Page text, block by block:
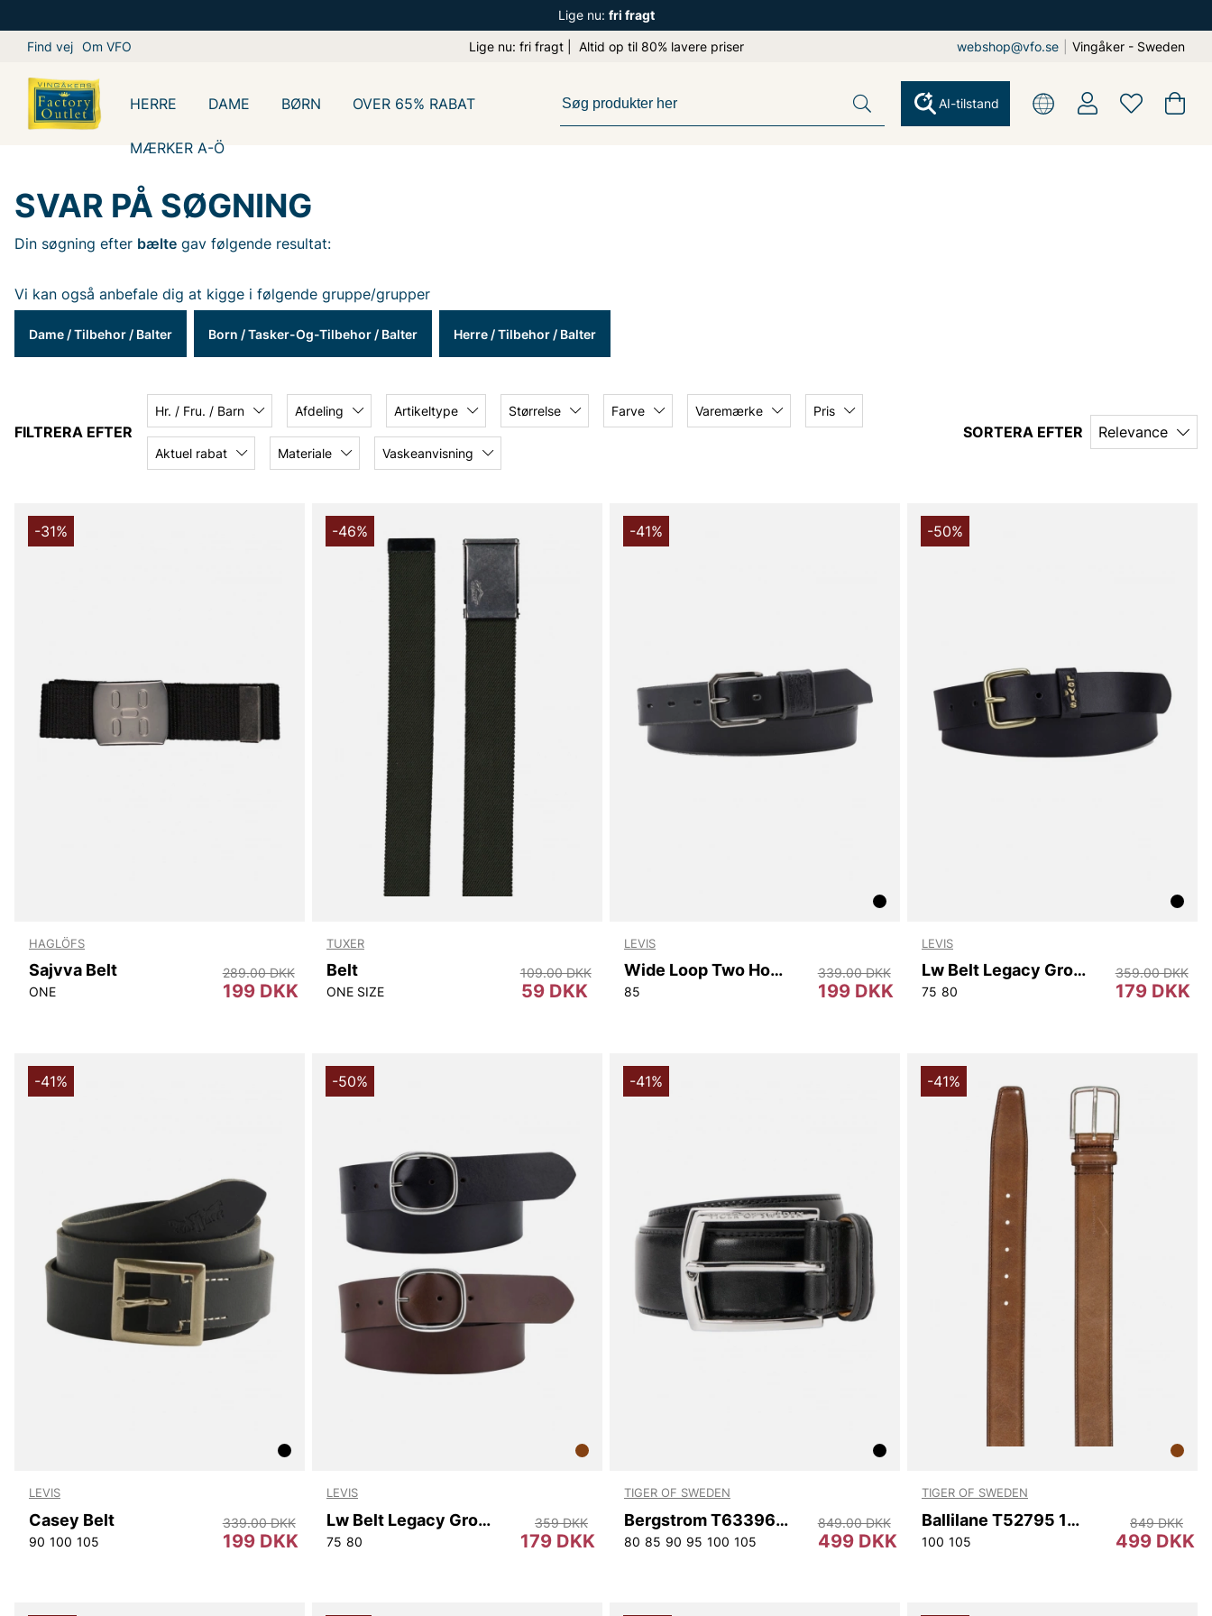
Lige nu: fri fragt
Find vej Om VFO Lige nu: fri fragt | Altid op til 80% lavere priser webshop@vfo.se Vingåker - Sweden
HERRE DAME BØRN OVER 65% RABAT
MÆRKER A-Ö
AI-tilstand
SVAR PÅ SØGNING
Din søgning efter bælte gav følgende resultat:
Vi kan også anbefale dig at kigge i følgende gruppe/grupper
Dame /Tilbehor / Balter Born /Tasker-Og-Tilbehor / Balter Herre /Tilbehor / Balter
FILTRERA EFTER
Hr. / Fru. / Barn Afdeling Artikeltype Størrelse Farve Varemærke Pris
Aktuel rabat Materiale Vaskeanvisning
SORTERA EFTER Relevance
-31%
HAGLÖFS
Sajvva Belt
ONE 199 DKK
289.00 DKK
-46%
TUXER
Belt
ONE SIZE 59 DKK
109.00 DKK
-41%
LEVIS
Wide Loop Two Horse Belt
85 199 DKK
339.00 DKK
-50%
LEVIS
Lw Belt Legacy Group Ca
75 80 179 DKK
359.00 DKK
-41%
LEVIS
Casey Belt
90 100 105 199 DKK
339.00 DKK
-50%
LEVIS
Lw Belt Legacy Group Co
75 80 179 DKK
359 DKK
-41%
TIGER OF SWEDEN
Bergstrom T63396 050
80 85 90 95 100 105 499 DKK
849.00 DKK
-41%
TIGER OF SWEDEN
Ballilane T52795 10N
100 105 499 DKK
849 DKK